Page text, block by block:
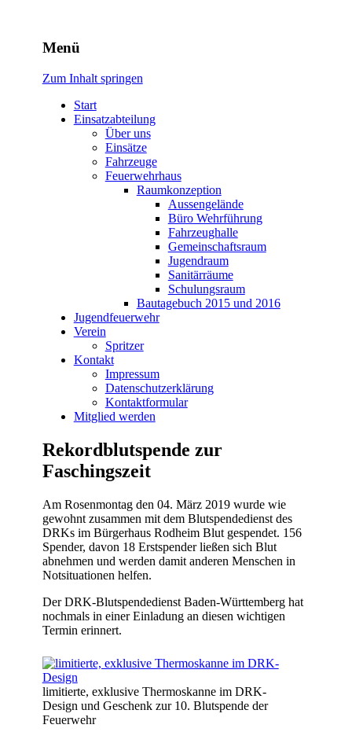
Freiwillige Feuerwehr
Rodheim v.d.H.
Menü
Zum Inhalt springen
Start
Einsatzabteilung
Über uns
Einsätze
Fahrzeuge
Feuerwehrhaus
Raumkonzeption
Aussengelände
Büro Wehrführung
Fahrzeughalle
Gemeinschaftsraum
Jugendraum
Sanitärräume
Schulungsraum
Bautagebuch 2015 und 2016
Jugendfeuerwehr
Verein
Spritzer
Kontakt
Impressum
Datenschutzerklärung
Kontaktformular
Mitglied werden
Rekordblutspende zur
Faschingszeit
Am Rosenmontag den 04. März 2019 wurde wie
gewohnt zusammen mit dem Blutspendedienst des
DRKs im Bürgerhaus Rodheim Blut gespendet. 156
Spender, davon 18 Erstspender ließen sich Blut
abnehmen und werden damit anderen Menschen in
Notsituationen helfen.
Der DRK-Blutspendedienst Baden-Württemberg hat
nochmals in einer Einladung an diesen wichtigen
Termin erinnert.
limitierte, exklusive Thermoskanne im DRK-
Design und Geschenk zur 10. Blutspende der
Feuerwehr